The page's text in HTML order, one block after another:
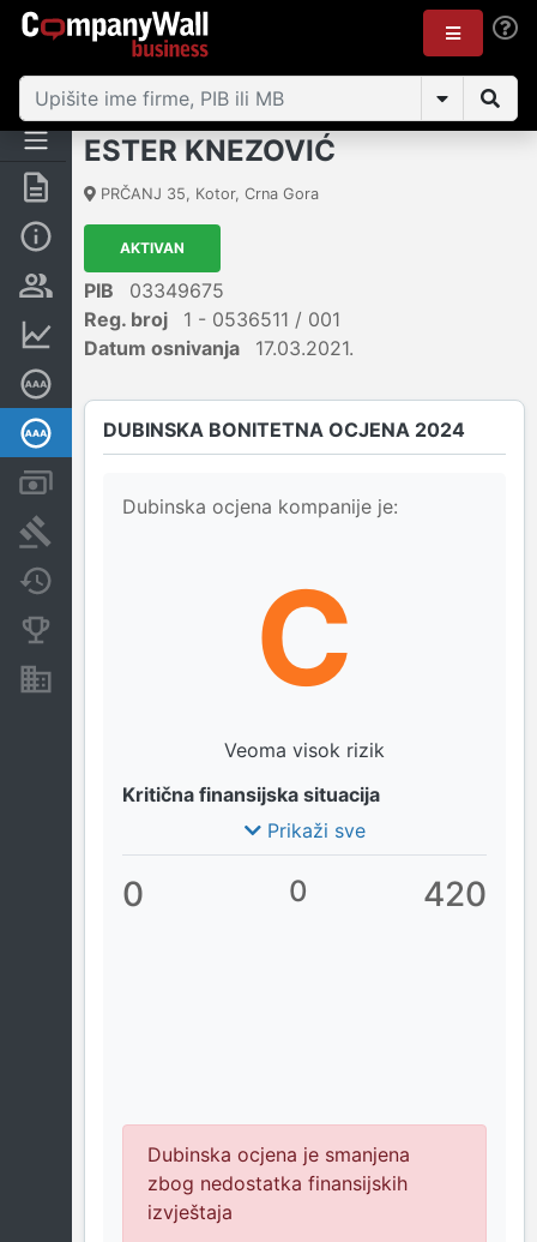
Sažetak
Osobe i vlasništvo
Finansijski podaci
Dubinska bonitetna ocjena
ESTER KNEZOVIĆ
PRČANJ 35, Кotor, Crna Gora
AKTIVAN
PIB
03349675
Reg. broj
1 - 0536511 / 001
Datum osnivanja
17.03.2021.
DUBINSKA BONITETNA OCJENA 2024
Dubinska ocjena kompanije je:
C
Veoma visok rizik
Kritična finansijska situacija
Prikaži sve
0 0 420
Dubinska ocjena je smanjena
zbog nedostatka finansijskih
izvještaja